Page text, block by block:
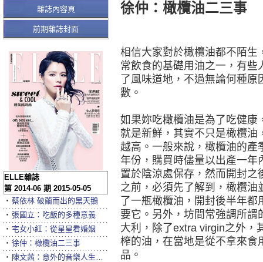
徐仲：橄欖油二三事
相信大家對於橄欖油都不陌生
常飲食的基礎用油之一，有
了風味道地，不過無論何種
數。
如果妳吃橄欖油是為了吃健康
就是新鮮，其實不只是橄欖
越高。一般來說，橄欖油的產
年份，購買時儘量以出產一年
置於陰涼處保存，然而開封
之前，必須先了解到，橄欖
了一瓶橄欖油，開封後半年
要它。另外，坊間常強調所
大利，除了extra virgin之外，
榨的油，在當地是從不拿來食
品。
雜誌內容頁
前期雜誌封面
ELLE雜誌
第 2014-06 期 2015-05-05
‧ 蔡依林 破繭而出的黑天鵝
‧ 張國立：吃飯的多種意義
‧ 宅女小紅：從星星看婚姻
‧ 徐仲：橄欖油二三事
‧ 陳文茜：意外的音樂人生…